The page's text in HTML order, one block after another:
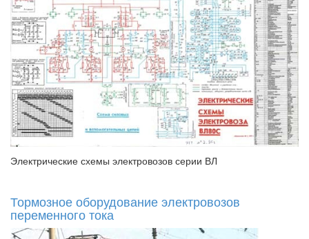
Электрические схемы электровозов серии ВЛ
Тормозное оборудование электровозов
переменного тока